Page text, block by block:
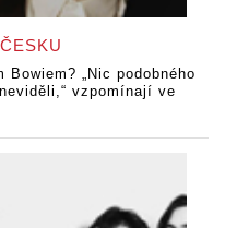
Bowiem? „Nic podobného
vzpomínají ve